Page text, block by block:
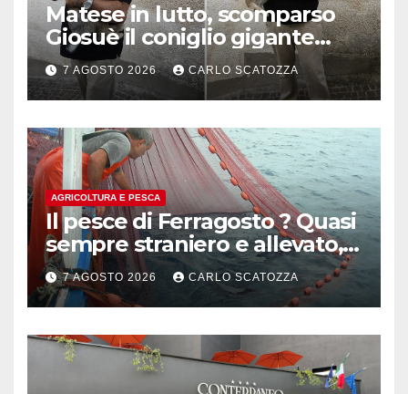
Matese in lutto, scomparso
Giosuè il coniglio gigante
pluripremiato
7 AGOSTO 2026 CARLO SCATOZZA
AGRICOLTURA E PESCA
Il pesce di Ferragosto ? Quasi
sempre straniero e allevato,
in sofferenza
7 AGOSTO 2026 CARLO SCATOZZA